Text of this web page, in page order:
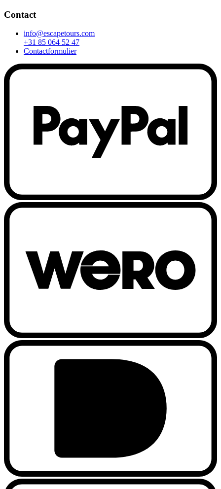
Contact
info@escapetours.com
+31 85 064 52 47
Contactformulier